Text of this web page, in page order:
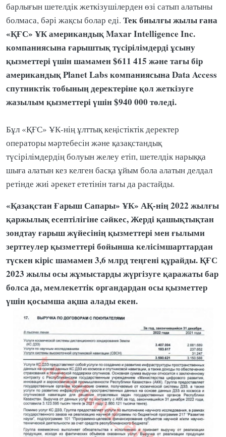
барлығын шетелдік жеткізушілерден өзі сатып алатыны
болмаса, бәрі жақсы болар еді. Тек биылғы жылы ғана
«ҚҒС» ҰК американдық Maxar Intelligence Inc.
компаниясына ғарыштық түсірілімдерді ұсыну
қызметтері үшін шамамен $611 415 және тағы бір
американдық Planet Labs компаниясына Data Access
спутниктік тобының деректеріне қол жеткізуге
жазылым қызметтері үшін $940 000 төледі.
Бұл «ҚҒС» ҰК-нің ұлттық кеңістіктік деректер
операторы мәртебесін және қазақстандық
түсірілімдердің болуын желеу етіп, шетелдік нарыққа
шыға алатын кез келген басқа ұйым бола алатын делдал
ретінде жиі әрекет ететінін тағы да растайды.
«Қазақстан Ғарыш Сапары» ҰК» АҚ-нің 2022 жылғы
қаржылық есептілігіне сәйкес, Жерді қашықтықтан
зондтау ғарыш жүйесінің қызметтері мен ғылыми
зерттеулер қызметтері бойынша келісімшарттардан
түскен кіріс шамамен 3,6 млрд теңгені құрайды. ҚҒС
2023 жылы осы жұмыстарды жүргізуге қаражаты бар
болса да, мемлекеттік органдардан осы қызметтер
үшін қосымша ақша алады екен.